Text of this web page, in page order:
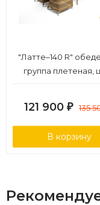
"Латте–140 R"
группа плетеная,
121 900 ₽ 135
В корзину